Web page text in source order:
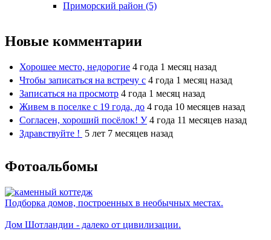
Приморский район (5)
Новые комментарии
Хорошее место, недорогие 4 года 1 месяц назад
Чтобы записаться на встречу с 4 года 1 месяц назад
Записаться на просмотр 4 года 1 месяц назад
Живем в поселке с 19 года, до 4 года 10 месяцев назад
Согласен, хороший посёлок! У 4 года 11 месяцев назад
Здравствуйте ! 5 лет 7 месяцев назад
Фотоальбомы
Подборка домов, построенных в необычных местах.
Дом Шотландии - далеко от цивилизации.